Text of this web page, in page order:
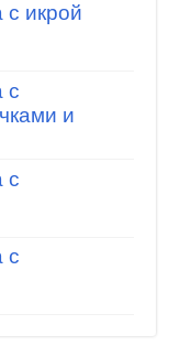
с икрой
с
и
с
с